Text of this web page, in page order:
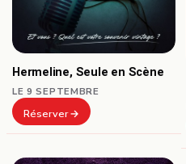
Hermeline, Seule en Scène
LE 9 SEPTEMBRE
Réserver